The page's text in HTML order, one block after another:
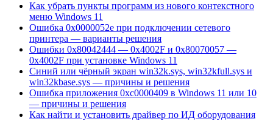
Как убрать пункты программ из нового контекстного
меню Windows 11
Ошибка 0x0000052e при подключении сетевого
принтера — варианты решения
Ошибки 0x80042444 — 0x4002F и 0x80070057 —
0x4002F при установке Windows 11
Синий или чёрный экран win32k.sys, win32kfull.sys и
win32kbase.sys — причины и решения
Ошибка приложения 0xc0000409 в Windows 11 или 10
— причины и решения
Как найти и установить драйвер по ИД оборудования